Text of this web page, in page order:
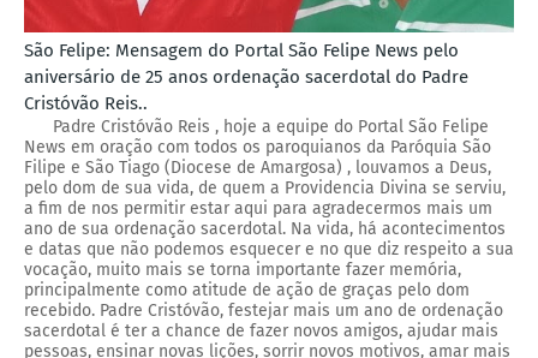
São Felipe: Mensagem do Portal São Felipe News pelo
aniversário de 25 anos ordenação sacerdotal do Padre
Cristóvão Reis..
Padre Cristóvão Reis , hoje a equipe do Portal São Felipe
News em oração com todos os paroquianos da Paróquia São
Filipe e São Tiago (Diocese de Amargosa) , louvamos a Deus,
pelo dom de sua vida, de quem a Providencia Divina se serviu,
a fim de nos permitir estar aqui para agradecermos mais um
ano de sua ordenação sacerdotal. Na vida, há acontecimentos
e datas que não podemos esquecer e no que diz respeito a sua
vocação, muito mais se torna importante fazer memória,
principalmente como atitude de ação de graças pelo dom
recebido. Padre Cristóvão, festejar mais um ano de ordenação
sacerdotal é ter a chance de fazer novos amigos, ajudar mais
pessoas, ensinar novas lições, sorrir novos motivos, amar mais